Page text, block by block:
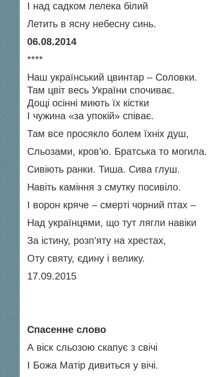
І над садком лелека білий
Летить в ясну небесну синь.
06.08.2014
****
Наш український цвинтар – Соловки.
Там цвіт весь України спочиває.
Дощі осінні миють їх кістки
І чужина «за упокій» співає.
Там все просякло болем їхніх душ,
Сльозами, кров’ю. Братська то могила.
Сивіють ранки. Тиша. Сива глуш.
Навіть каміння з смутку посивіло.
І ворон кряче – смерті чорний птах –
Над українцями, що тут лягли навіки
За істину, розп’яту на хрестах,
Оту святу, єдину і велику.
17.09.2015
Спасенне слово
А віск сльозою скапує з свічі
І Божа Матір дивиться у вічі.